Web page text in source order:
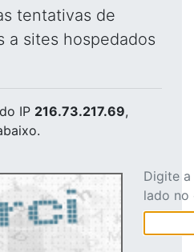
tentativas de
a sites hospedados
do IP 216.73.217.69,
Digite
lado no